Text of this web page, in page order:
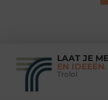
LAAT JE
EN IDEEËN.
Trolol